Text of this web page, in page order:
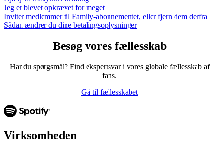
Jeg er blevet opkrævet for meget
Inviter medlemmer til Family-abonnementet, eller fjern dem derfra
Sådan ændrer du dine betalingsoplysninger
Besøg vores fællesskab
Har du spørgsmål? Find ekspertsvar i vores globale fællesskab af
fans.
Gå til fællesskabet
Virksomheden